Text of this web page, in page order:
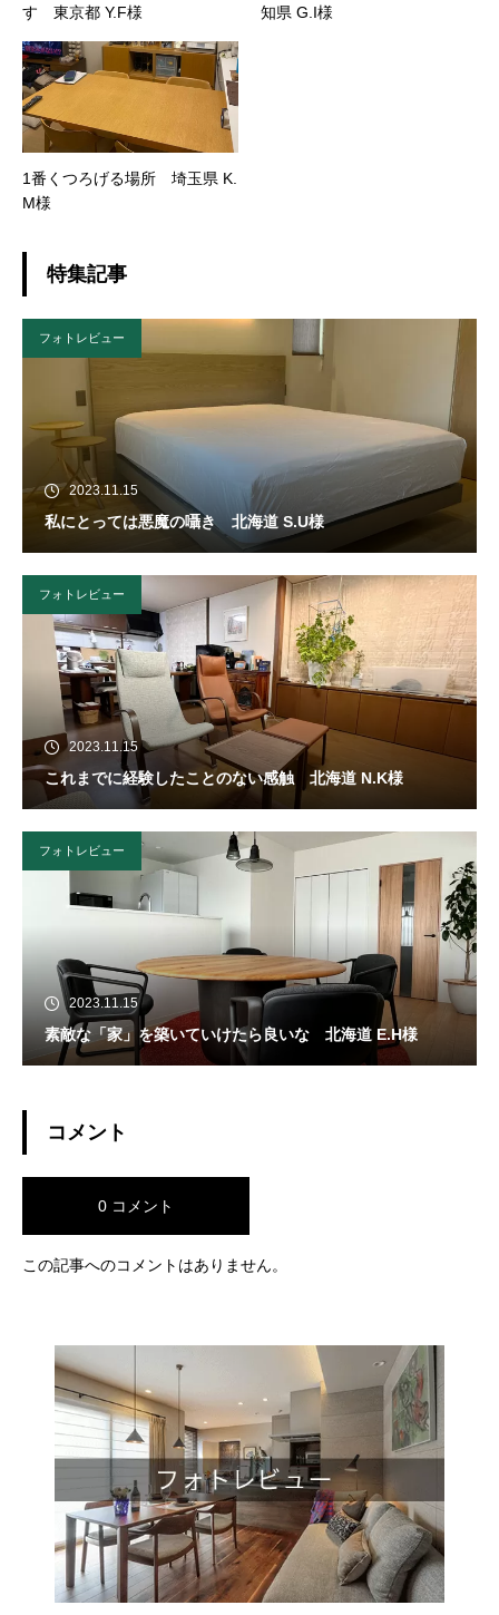
す 東京都 Y.F様 知県 G.I様
1番くつろげる場所 埼玉県 K.
M様
特集記事
フォトレビュー
2023.11.15
私にとっては悪魔の囁き 北海道 S.U様
フォトレビュー
2023.11.15
これまでに経験したことのない感触 北海道 N.K様
フォトレビュー
2023.11.15
素敵な「家」を築いていけたら良いな 北海道 E.H様
コメント
0 コメント
この記事へのコメントはありません。